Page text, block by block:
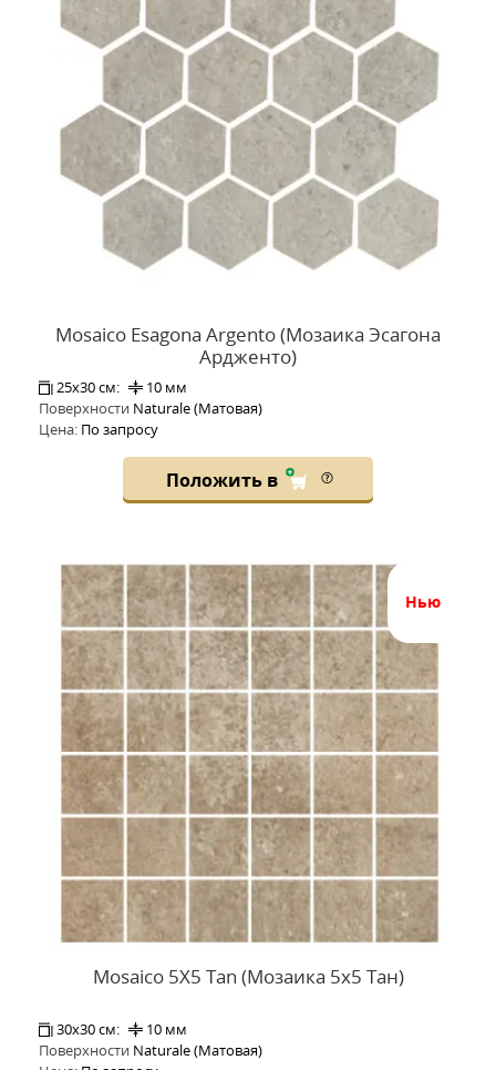
Mosaico Esagona Argento (Мозаика Эсагона
Ардженто)
25x30 см:
10 мм
Поверхности Naturale (Матовая)
Цена: По запросу
Положить в
нью
Mosaico 5X5 Tan (Мозаика 5x5 Тан)
30x30 см:
10 мм
Поверхности Naturale (Матовая)